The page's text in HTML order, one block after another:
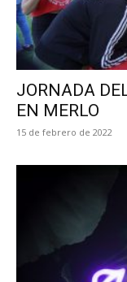
JORNADA
EN MERLO
15 de febrero de 2022